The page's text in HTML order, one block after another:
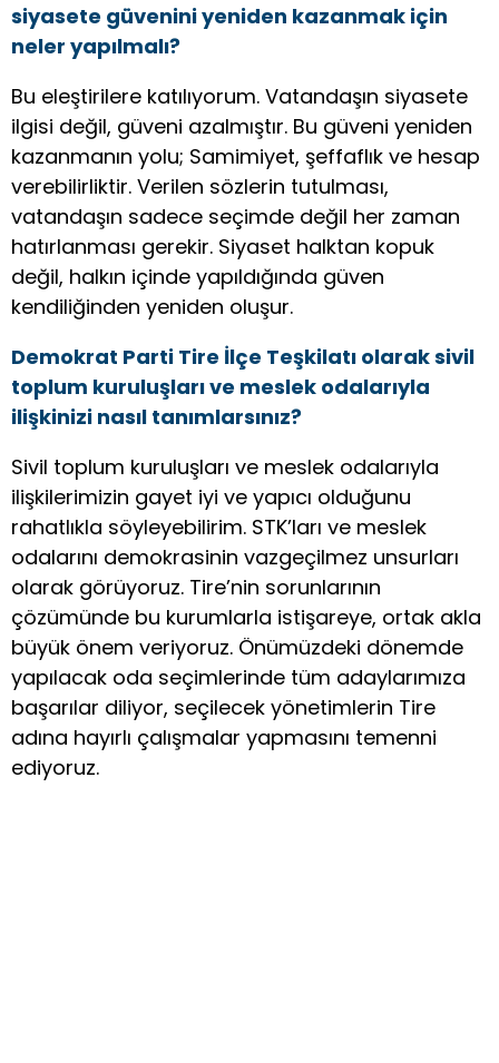
siyasete güvenini yeniden kazanmak için
neler yapılmalı?
Bu eleştirilere katılıyorum. Vatandaşın siyasete
ilgisi değil, güveni azalmıştır. Bu güveni yeniden
kazanmanın yolu; Samimiyet, şeffaflık ve hesap
verebilirliktir. Verilen sözlerin tutulması,
vatandaşın sadece seçimde değil her zaman
hatırlanması gerekir. Siyaset halktan kopuk
değil, halkın içinde yapıldığında güven
kendiliğinden yeniden oluşur.
Demokrat Parti Tire İlçe Teşkilatı olarak sivil
toplum kuruluşları ve meslek odalarıyla
ilişkinizi nasıl tanımlarsınız?
Sivil toplum kuruluşları ve meslek odalarıyla
ilişkilerimizin gayet iyi ve yapıcı olduğunu
rahatlıkla söyleyebilirim. STK’ları ve meslek
odalarını demokrasinin vazgeçilmez unsurları
olarak görüyoruz. Tire’nin sorunlarının
çözümünde bu kurumlarla istişareye, ortak akla
büyük önem veriyoruz. Önümüzdeki dönemde
yapılacak oda seçimlerinde tüm adaylarımıza
başarılar diliyor, seçilecek yönetimlerin Tire
adına hayırlı çalışmalar yapmasını temenni
ediyoruz.